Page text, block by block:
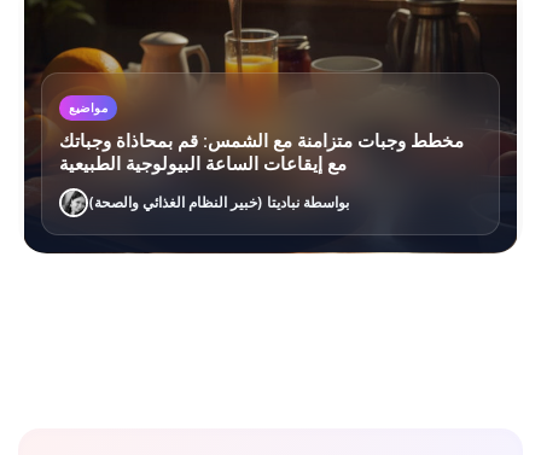
مواضيع
مخطط وجبات متزامنة مع الشمس: قم بمحاذاة وجباتك
مع إيقاعات الساعة البيولوجية الطبيعية
بواسطة نباديتا (خبير النظام الغذائي والصحة)